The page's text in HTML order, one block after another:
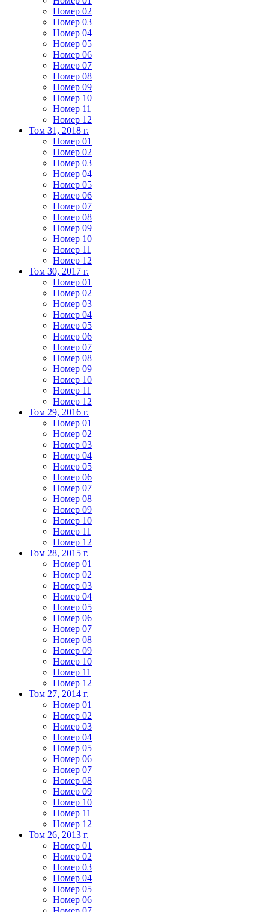
Номер 02
Номер 03
Номер 04
Номер 05
Номер 06
Номер 07
Номер 08
Номер 09
Номер 10
Номер 11
Номер 12
Том 31, 2018 г.
Номер 01
Номер 02
Номер 03
Номер 04
Номер 05
Номер 06
Номер 07
Номер 08
Номер 09
Номер 10
Номер 11
Номер 12
Том 30, 2017 г.
Номер 01
Номер 02
Номер 03
Номер 04
Номер 05
Номер 06
Номер 07
Номер 08
Номер 09
Номер 10
Номер 11
Номер 12
Том 29, 2016 г.
Номер 01
Номер 02
Номер 03
Номер 04
Номер 05
Номер 06
Номер 07
Номер 08
Номер 09
Номер 10
Номер 11
Номер 12
Том 28, 2015 г.
Номер 01
Номер 02
Номер 03
Номер 04
Номер 05
Номер 06
Номер 07
Номер 08
Номер 09
Номер 10
Номер 11
Номер 12
Том 27, 2014 г.
Номер 01
Номер 02
Номер 03
Номер 04
Номер 05
Номер 06
Номер 07
Номер 08
Номер 09
Номер 10
Номер 11
Номер 12
Том 26, 2013 г.
Номер 01
Номер 02
Номер 03
Номер 04
Номер 05
Номер 06